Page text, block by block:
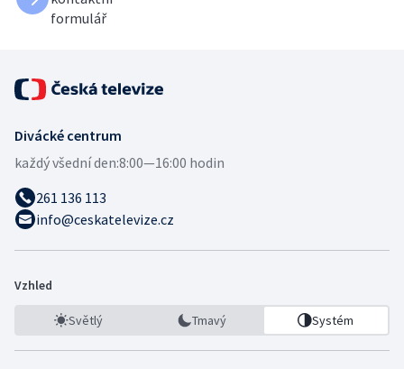
formulář
Divácké centrum
každý všední den:8:00—16:00 hodin
261 136 113
info@ceskatelevize.cz
Vzhled
Světlý Tmavý Systém